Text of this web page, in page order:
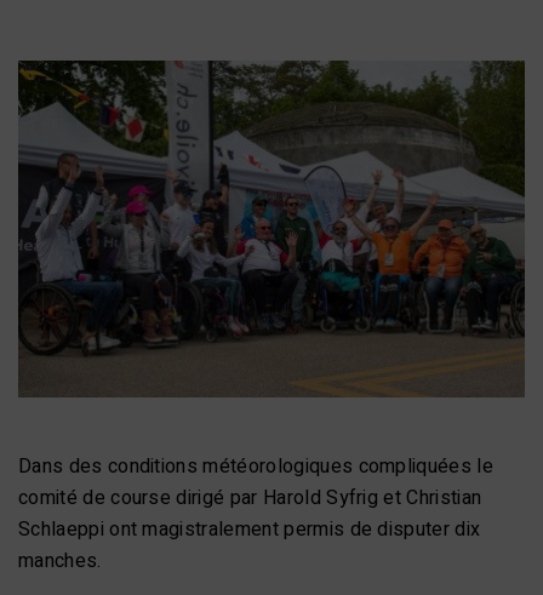
Dans des conditions météorologiques compliquées le
comité de course dirigé par Harold Syfrig et Christian
Schlaeppi ont magistralement permis de disputer dix
manches.